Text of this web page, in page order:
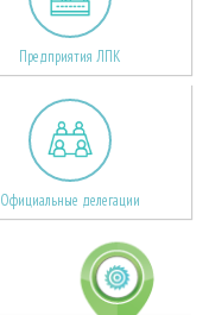
Предприятия ЛПК
Официальные делегации